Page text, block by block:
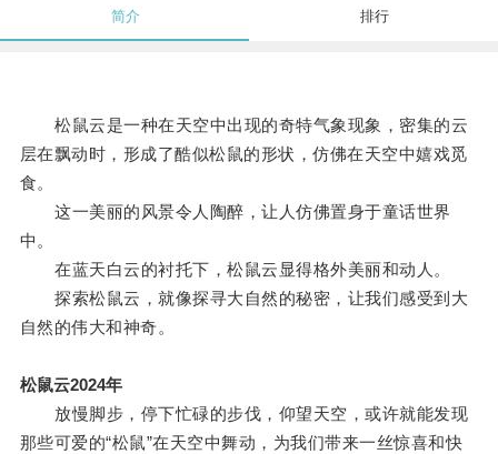
简介 排行
松鼠云是一种在天空中出现的奇特气象现象，密集的云
层在飘动时，形成了酷似松鼠的形状，仿佛在天空中嬉戏觅
食。
这一美丽的风景令人陶醉，让人仿佛置身于童话世界
中。
在蓝天白云的衬托下，松鼠云显得格外美丽和动人。
探索松鼠云，就像探寻大自然的秘密，让我们感受到大
自然的伟大和神奇。
松鼠云2024年
放慢脚步，停下忙碌的步伐，仰望天空，或许就能发现
那些可爱的“松鼠”在天空中舞动，为我们带来一丝惊喜和快